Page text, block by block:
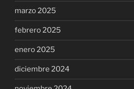
marzo 2025
febrero 2025
enero 2025
diciembre 2024